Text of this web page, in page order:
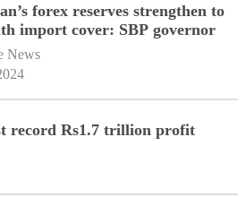
forex reserves strengthen to
import cover: SBP governor
News
record Rs1.7 trillion profit